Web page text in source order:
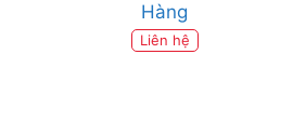
Hàng
Liên hệ